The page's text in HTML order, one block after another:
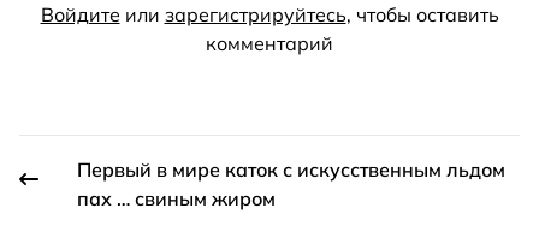
Войдите или зарегистрируйтесь, чтобы оставить
комментарий
Первый в мире каток с искусственным льдом
пах … свиным жиром